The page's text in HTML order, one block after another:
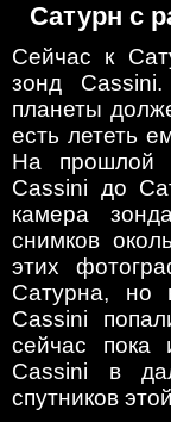
Сатурн с
Сейчас к
зонд
планеты
есть лететь
На прошлой
Cassini до
камера
снимков
этих
Сатурна, но
Cassini
сейчас пока
Cassini в
спутников